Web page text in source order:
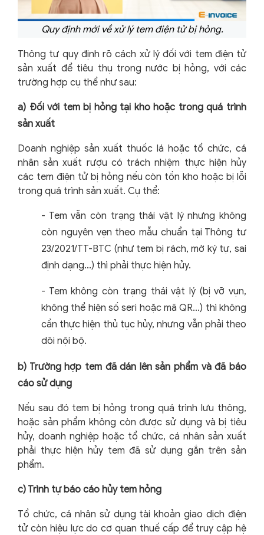
Quy định mới về xử lý tem điện tử bị hỏng.
Thông tư quy định rõ cách xử lý đối với tem điện tử
sản xuất để tiêu thụ trong nước bị hỏng, với các
trường hợp cụ thể như sau:
a) Đối với tem bị hỏng tại kho hoặc trong quá trình
sản xuất
Doanh nghiệp sản xuất thuốc lá hoặc tổ chức, cá
nhân sản xuất rượu có trách nhiệm thực hiện hủy
các tem điện tử bị hỏng nếu còn tồn kho hoặc bị lỗi
trong quá trình sản xuất. Cụ thể:
- Tem vẫn còn trạng thái vật lý nhưng không
còn nguyên vẹn theo mẫu chuẩn tại Thông tư
23/2021/TT-BTC (như tem bị rách, mờ ký tự, sai
định dạng...) thì phải thực hiện hủy.
- Tem không còn trạng thái vật lý (bị vỡ vụn,
không thể hiện số seri hoặc mã QR...) thì không
cần thực hiện thủ tục hủy, nhưng vẫn phải theo
dõi nội bộ.
b) Trường hợp tem đã dán lên sản phẩm và đã báo
cáo sử dụng
Nếu sau đó tem bị hỏng trong quá trình lưu thông,
hoặc sản phẩm không còn được sử dụng và bị tiêu
hủy, doanh nghiệp hoặc tổ chức, cá nhân sản xuất
phải thực hiện hủy tem đã sử dụng gắn trên sản
phẩm.
c) Trình tự báo cáo hủy tem hỏng
Tổ chức, cá nhân sử dụng tài khoản giao dịch điện
tử còn hiệu lực do cơ quan thuế cấp để truy cập hệ